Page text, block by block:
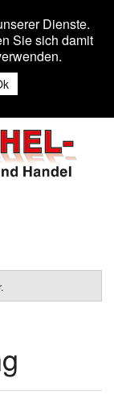
MENU Toggle
Dienste.
Sie sich damit